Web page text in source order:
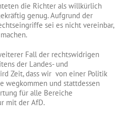
die Richter als willkürlich
genug. Aufgrund der
sei es nicht vereinbar,
Fall der rechtswidrigen
der Landes- und
Zeit, dass wir von einer Politik
wegkommen und stattdessen
für alle Bereiche
mit der AfD.